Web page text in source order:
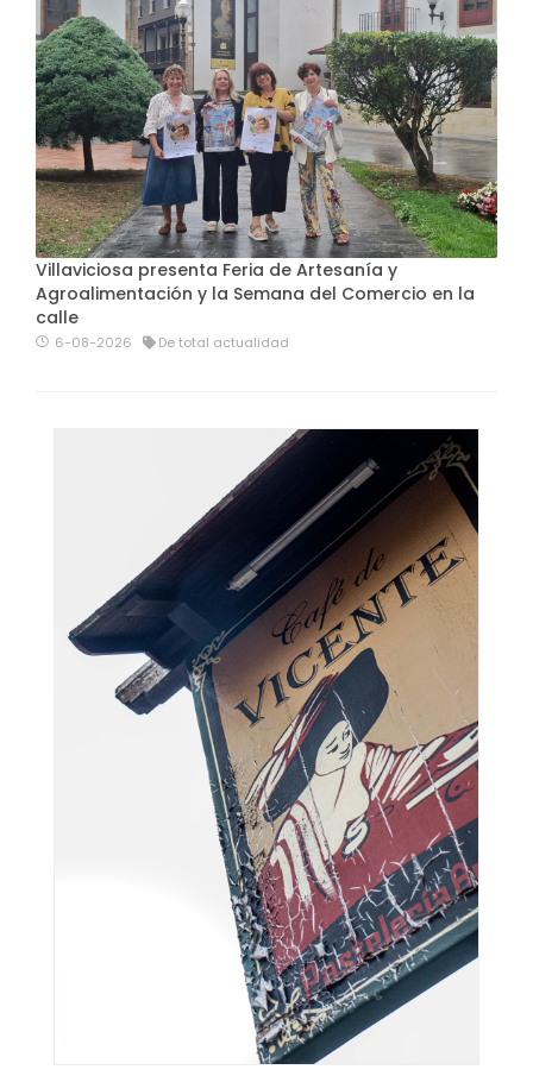
Villaviciosa presenta Feria de Artesanía y
Agroalimentación y la Semana del Comercio en la
calle
6-08-2026 De total actualidad